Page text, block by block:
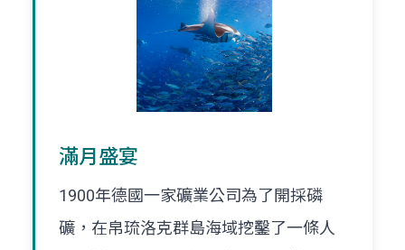
滿月盛宴
1900年德國一家礦業公司為了開採磷
礦，在帛琉洛克群島海域挖鑿了一條人